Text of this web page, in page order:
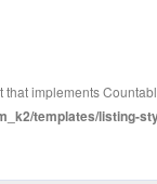
that implements
templates/listing-